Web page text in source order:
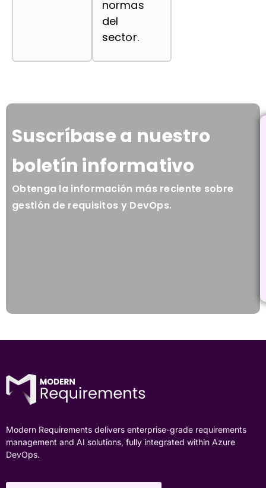
normas
del
sector.
Suscríbase a nuestro
boletín informativo
Obtenga la información más reciente sobre
gestión de requisitos y DevOps.
Modern Requirements delivers enterprise-grade requirements
management and AI solutions, fully integrated within Azure
DevOps.